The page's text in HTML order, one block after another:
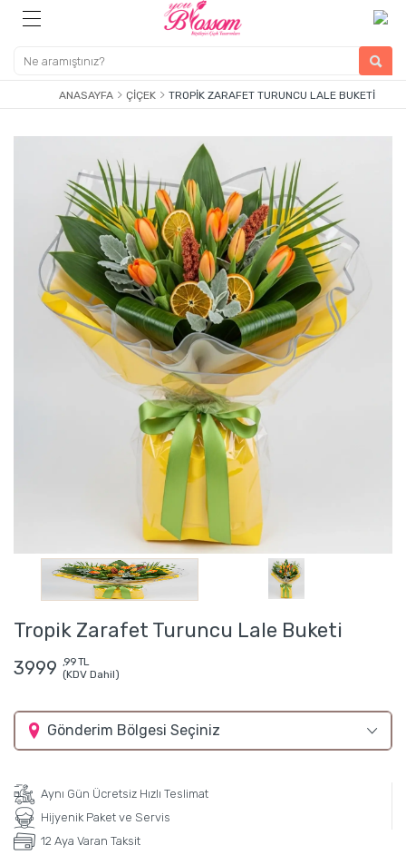
ANASAYFA ÇIÇEK TROPIK ZARAFET TURUNCU LALE BUKETI
Tropik Zarafet Turuncu Lale Buketi
3999 ,99 TL
(KDV Dahil)
Gönderim Bölgesi Seçiniz
Aynı Gün Ücretsiz Hızlı Teslimat
Hijyenik Paket ve Servis
12 Aya Varan Taksit